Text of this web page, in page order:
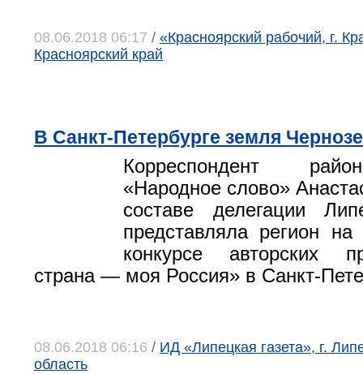
08.06.2018 06:17 / «Красноярский рабочий, г.
Красноярский край
В Санкт-Петербурге земля
Корреспондент
«Народное слово»
составе делегации
представляла регион на
конкурсе авторских
страна — моя Россия» в Санкт-
08.06.2018 06:16 / ИД «Липецкая газета», г.
область